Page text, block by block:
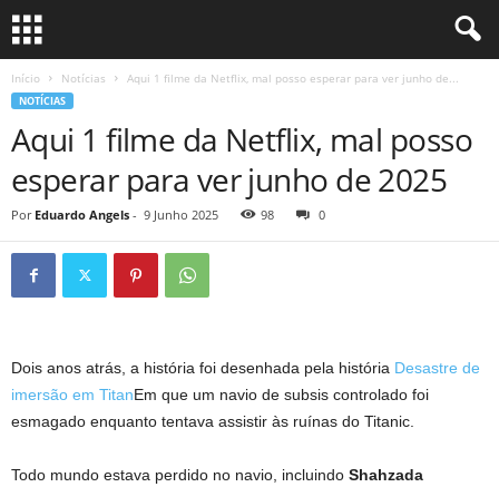
Início Notícias Aqui 1 filme da Netflix, mal posso esperar para ver junho de...
NOTÍCIAS
Aqui 1 filme da Netflix, mal posso
esperar para ver junho de 2025
Por Eduardo Angels - 9 Junho 2025 98 0
Dois anos atrás, a história foi desenhada pela história Desastre de
imersão em TitanEm que um navio de subsis controlado foi
esmagado enquanto tentava assistir às ruínas do Titanic.
Todo mundo estava perdido no navio, incluindo Shahzada